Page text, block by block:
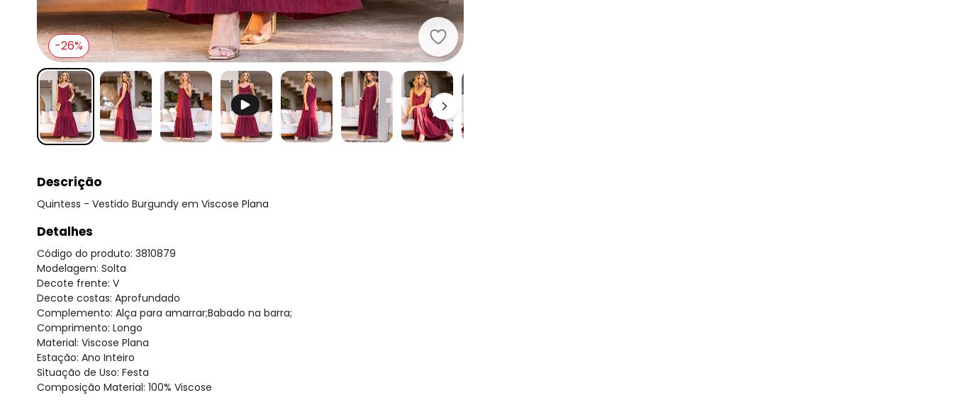
Quintess - Vestido Burgundy em Viscose Plana
-26%
Descrição
Quintess - Vestido Burgundy em Viscose Plana
Detalhes
Código do produto: 3810879
Modelagem: Solta
Decote frente: V
Decote costas: Aprofundado
Complemento: Alça para amarrar;Babado na barra;
Comprimento: Longo
Material: Viscose Plana
Estação: Ano Inteiro
Situação de Uso: Festa
Composição Material: 100% Viscose